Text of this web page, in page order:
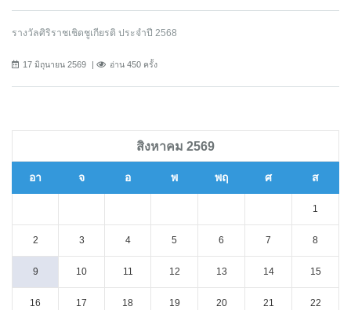
รางวัลศิริราชเชิดชูเกียรติ ประจำปี 2568
17 มิถุนายน 2569 อ่าน 450 ครั้ง
สิงหาคม 2569
อา จ อ พ พฤ ศ ส
1
2 3 4 5 6 7 8
9 10 11 12 13 14 15
16 17 18 19 20 21 22